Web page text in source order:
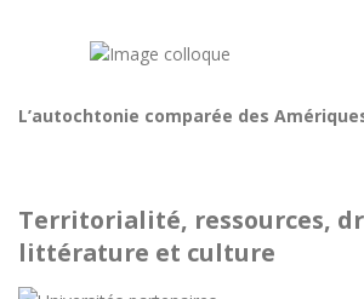
L’autochtonie comparée des
Territorialité, ressources,
littérature et culture